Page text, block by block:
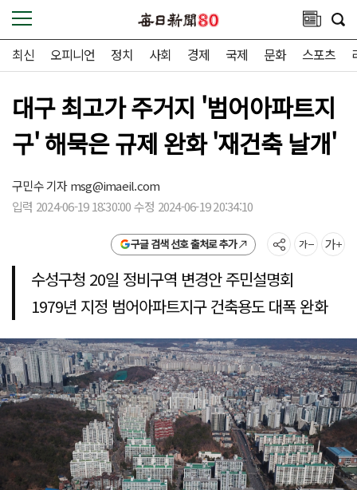
최신 오피니언 정치 사회 경제 국제 문화 스포츠
대구 최고가 주거지 '범어아파트지
구' 해묵은 규제 완화 '재건축 날개'
구민수 기자msg@imaeil.com
입력 2024-06-19 18:30:00 수정 2024-06-19 20:34:10
구글 검색 선호 출처로 추가
수성구청 20일 정비구역 변경안 주민설명회
1979년 지정 범어아파트지구 건축용도 대폭 완화